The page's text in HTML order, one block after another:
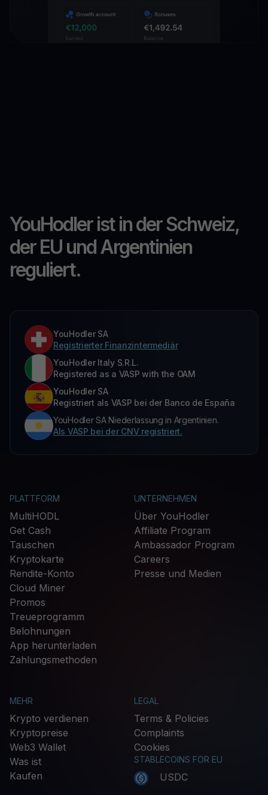
YouHodler ist in der Schweiz,
der EU und Argentinien
reguliert.
YouHodler SA
Registrierter Finanzintermediär
YouHodler Italy S.R.L.
Registered as a VASP with the OAM
YouHodler SA
Registriert als VASP bei der Banco de España
YouHodler SA Niederlassung in Argentinien.
Als VASP bei der CNV registriert.
PLATTFORM
MultiHODL
Get Cash
Tauschen
Kryptokarte
Rendite-Konto
Cloud Miner
Promos
Treueprogramm
Belohnungen
App herunterladen
Zahlungsmethoden
UNTERNEHMEN
Über YouHodler
Affiliate Program
Ambassador Program
Careers
Presse und Medien
MEHR
Krypto verdienen
Kryptopreise
Web3 Wallet
Was ist
Kaufen
LEGAL
Terms & Policies
Complaints
Cookies
STABLECOINS FOR EU
USDC